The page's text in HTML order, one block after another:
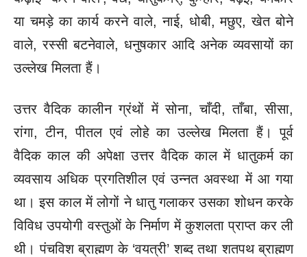
या चमड़े का कार्य करने वाले, नाई, धोबी, मछुए, खेत बोने
वाले, रस्सी बटनेवाले, धनुषकार आदि अनेक व्यवसायों का
उल्लेख मिलता हैं।
उत्तर वैदिक कालीन ग्रंथों में सोना, चाँदी, ताँबा, सीसा,
रांगा, टीन, पीतल एवं लोहे का उल्लेख मिलता हैं। पूर्व
वैदिक काल की अपेक्षा उत्तर वैदिक काल में धातुकर्म का
व्यवसाय अधिक प्रगतिशील एवं उन्नत अवस्था में आ गया
था। इस काल में लोगों ने धातु गलाकर उसका शोधन करके
विविध उपयोगी वस्तुओं के निर्माण में कुशलता प्राप्त कर ली
थी। पंचविश ब्राह्मण के ‘वयत्री’ शब्द तथा शतपथ ब्राह्मण